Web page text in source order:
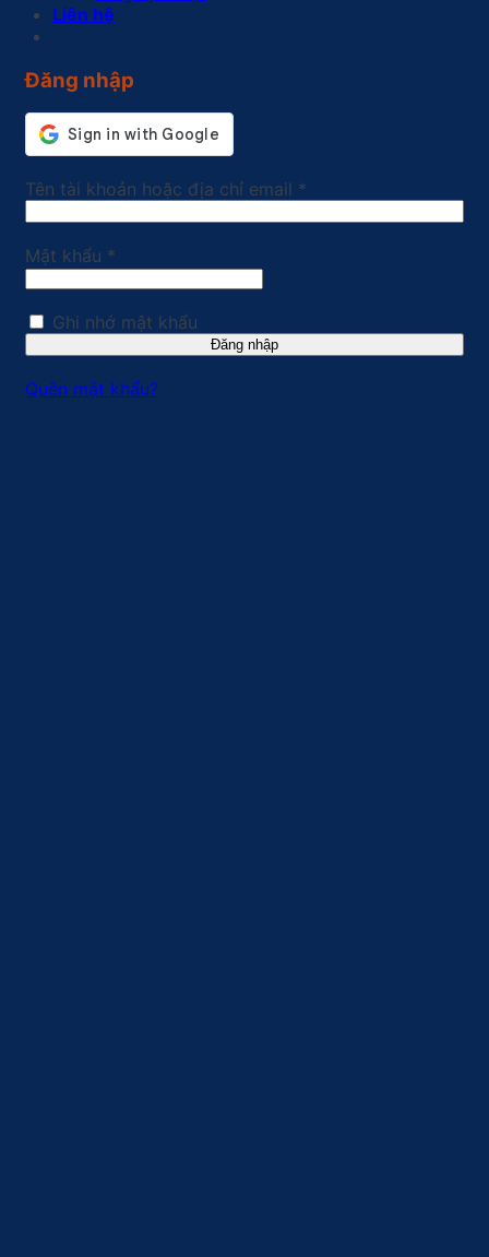
Liên hệ
Đăng nhập
Tên tài khoản hoặc địa chỉ email *
Mật khẩu *
buộc
Ghi nhớ mật khẩu
Đăng nhập
Quên mật khẩu?